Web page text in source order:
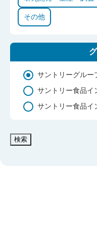
その他
サントリーグルー
サントリー食品イ
サントリー食品イ
検索